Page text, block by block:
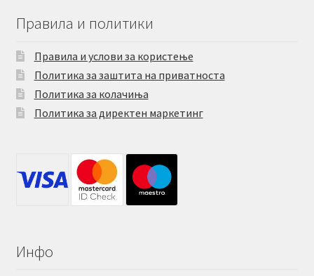
Правила и политики
Правила и услови за користење
Политика за заштита на приватноста
Политика за колачиња
Политика за директен маркетинг
Инфо